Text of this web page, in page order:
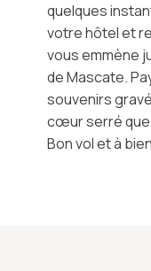
quelques
votre hôtel et
vous emmène
de Mascate.
souvenirs
cœur serré que
Bon vol et à